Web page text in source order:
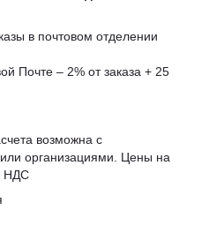
в почтовом отделении
Почте – 2% от заказа + 25
возможна с
организациями. Цены на
НДС